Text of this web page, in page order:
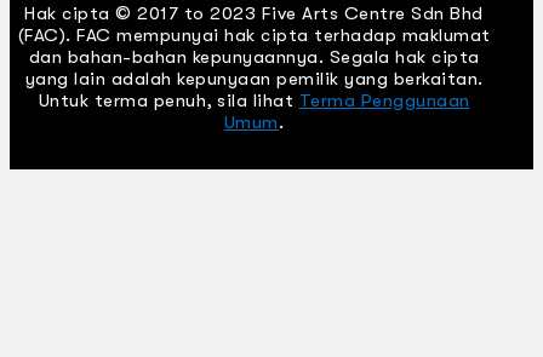
Hak cipta © 2017 to 2023 Five Arts Centre Sdn Bhd
(FAC). FAC mempunyai hak cipta terhadap maklumat
dan bahan-bahan kepunyaannya. Segala hak cipta
yang lain adalah kepunyaan pemilik yang berkaitan.
Untuk terma penuh, sila lihat Terma Penggunaan
Umum.